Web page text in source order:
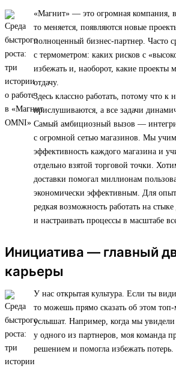
«Магнит» — это огромная компания,
то меняется, появляются новые
полноценный бизнес-партнер. Часто
с термометром: каких рисков с
избежать и, наоборот, какие проекты
отдачу.
Здесь классно работать, потому что
прислушиваются, а все задачи
Самый амбициозный вызов —
с огромной сетью магазинов. Мы
эффективность каждого магазина и
отдельно взятой торговой точки.
доставки помогал миллионам
экономически эффективным. Для
редкая возможность работать на
и настраивать процессы в масштабе
Инициатива — главный
карьеры
У нас открытая культура. Если ты
то можешь прямо сказать об этом
услышат. Например, когда мы увидели
у одного из партнеров, моя команда
решением и помогла избежать потерь.